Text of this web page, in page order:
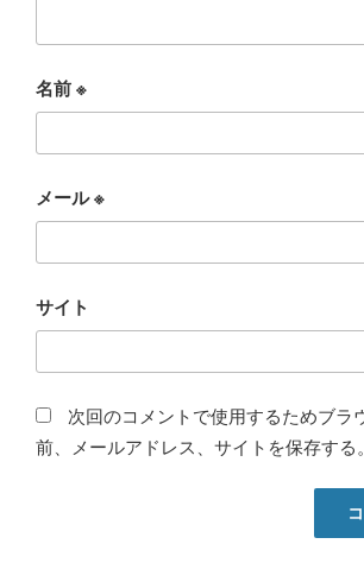
名前※
メール※
サイト
次回のコメントで使用するためブラ
前、メールアドレス、サイトを保存する。